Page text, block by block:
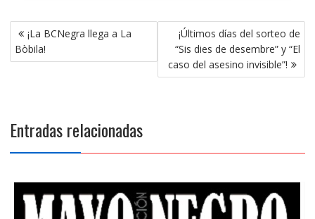
Navegación
de
entradas
¡La BCNegra llega a La
Bòbila!
¡Últimos días del sorteo de
“Sis dies de desembre” y “El
caso del asesino invisible”!
Entradas relacionadas